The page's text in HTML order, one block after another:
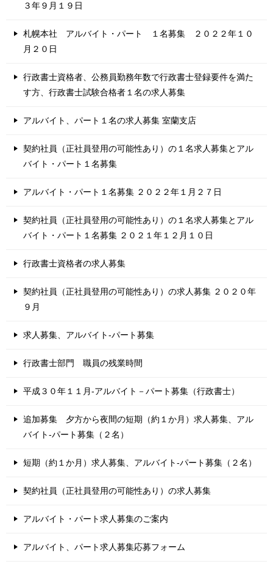
３年９月１９日
札幌本社 アルバイト・パート １名募集 ２０２２年１０
月２０日
行政書士資格者、公務員勤務年数で行政書士登録要件を満た
す方、行政書士試験合格者１名の求人募集
アルバイト、パート１名の求人募集 室蘭支店
契約社員（正社員登用の可能性あり）の１名求人募集とアル
バイト・パート１名募集
アルバイト・パート１名募集 ２０２２年１月２７日
契約社員（正社員登用の可能性あり）の１名求人募集とアル
バイト・パート１名募集 ２０２１年１２月１０日
行政書士資格者の求人募集
契約社員（正社員登用の可能性あり）の求人募集 ２０２０年
９月
求人募集、アルバイト-パート募集
行政書士部門 職員の残業時間
平成３０年１１月-アルバイト－パート募集（行政書士）
追加募集 夕方から夜間の短期（約１か月）求人募集、アル
バイト-パート募集（２名）
短期（約１か月）求人募集、アルバイト-パート募集（２名）
契約社員（正社員登用の可能性あり）の求人募集
アルバイト・パート求人募集のご案内
アルバイト、パート求人募集応募フォーム